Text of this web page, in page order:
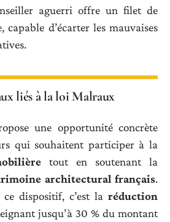
aguerri offre un filet de
capable d’écarter les mauvaises
liés à la loi Malraux
une opportunité concrète
qui souhaitent participer à la
tout en soutenant la
architectural français.
ce dispositif, c’est la réduction
jusqu’à 30 % du montant